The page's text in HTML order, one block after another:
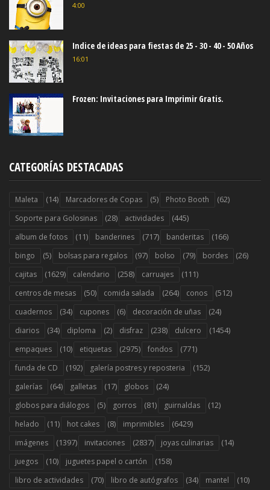
4:00
Indice de ideas para fiestas de 25 - 30 - 40 - 50 Años
16:01
Frozen: Invitaciones para Imprimir Gratis.
CATEGORÍAS DESTACADAS
Maleta (14) Marcadores de Copas (5) Photo Booth (62)
Soporte para Golosinas (28) actividades (445)
album de fotos (11) banderines (717) banderitas (166)
bingo (5) bolsas para regalos (97) bolso (79) bordes (26)
cajitas (1629) calendario (258) carruajes (111)
centros de mesas (50) comida salada (264) conos (512)
cuadernos (34) cupones (6) decoración de uñas (24)
diarios (34) diploma (2) disfraz (238) dulcero (1454)
empaques (10) etiquetas (2975) fondos (771)
funda de CD (192) galería postres y reposteria (152)
galerías (64) galletas (17) globos (24)
globos para diálogos (5) gorros (81) guirnaldas (12)
helado (11) hot cakes (8) imprimibles (6429)
imágenes (1397) invitaciones (2837) joyas culinarias (14)
juegos (10) juguetes papel o cartón (158)
libro de actividades (70) libro de autógrafos (34) mantel (10)